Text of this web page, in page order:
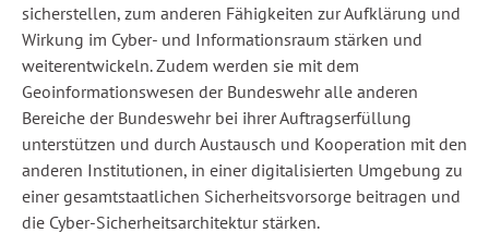
sicherstellen, zum anderen Fähigkeiten zur Aufklärung und
Wirkung im Cyber- und Informationsraum stärken und
weiterentwickeln. Zudem werden sie mit dem
Geoinformationswesen der Bundeswehr alle anderen
Bereiche der Bundeswehr bei ihrer Auftragserfüllung
unterstützen und durch Austausch und Kooperation mit den
anderen Institutionen, in einer digitalisierten Umgebung zu
einer gesamtstaatlichen Sicherheitsvorsorge beitragen und
die Cyber-Sicherheitsarchitektur stärken.